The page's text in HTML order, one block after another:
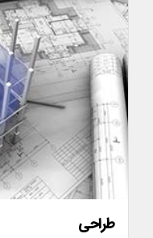
طراحی